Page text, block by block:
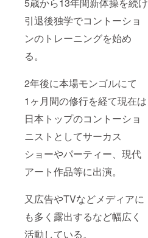
5歳から13年間新体操を続け
引退後独学でコントーショ
ンのトレーニングを始め
る。
2年後に本場モンゴルにて
1ヶ月間の修行を経て現在は
日本トップのコントーショ
ニストとしてサーカス
ショーやパーティー、現代
アート作品等に出演。
又広告やTVなどメディアに
も多く露出するなど幅広く
活動している。